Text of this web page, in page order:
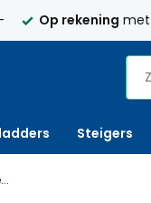
Op rekening met
Steigers